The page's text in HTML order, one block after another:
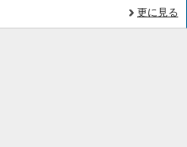
更に見る